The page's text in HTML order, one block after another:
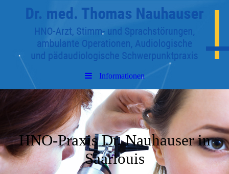
Informationen
HNO-Praxis Dr. Nauhauser in
Saarlouis